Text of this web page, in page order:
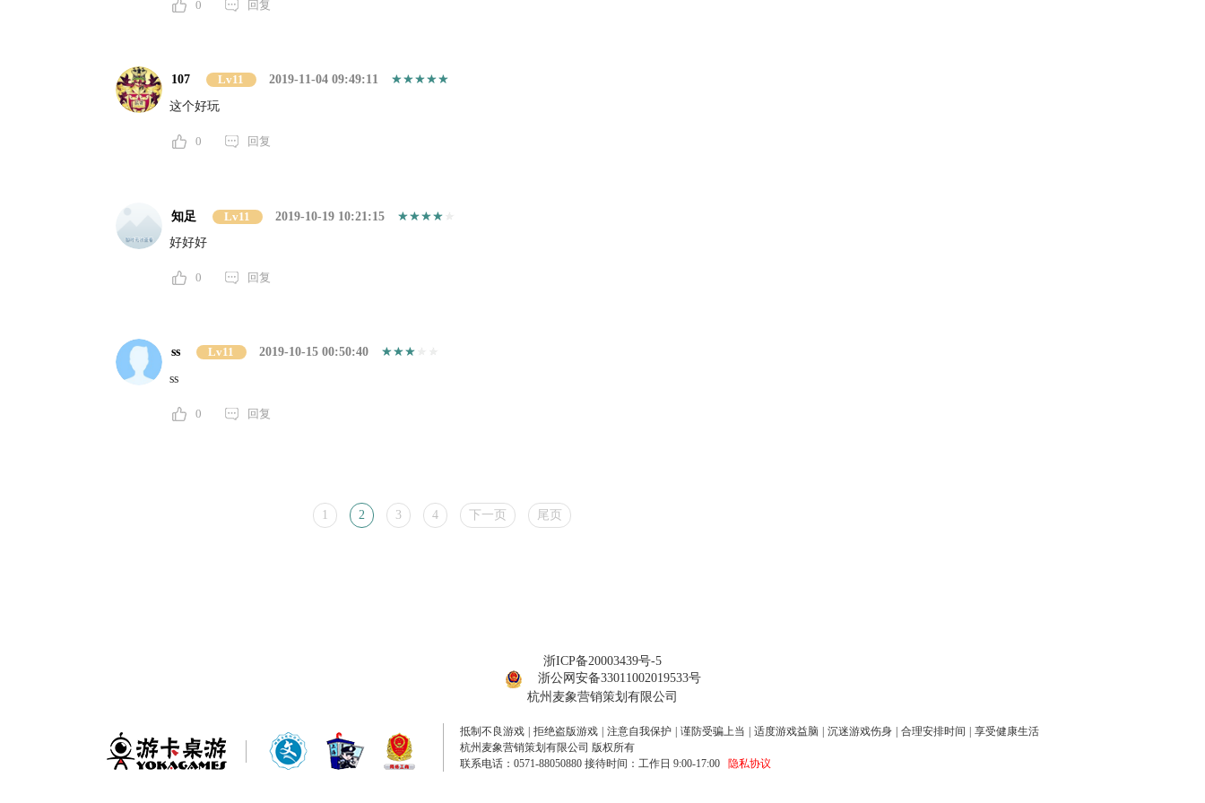
0 回复
107 Lv11
2019-11-04 09:49:11
这个好玩
0 回复
知足 Lv11
2019-10-19 10:21:15
好好好
0 回复
ss Lv11
2019-10-15 00:50:40
ss
0 回复
1 2 3 4 下一页 尾页
浙ICP备20003439号-5
浙公网安备33011002019533号
杭州麦象营销策划有限公司
抵制不良游戏 拒绝盗版游戏 注意自我保护 谨防受骗上当 适度游戏益脑 沉迷游戏伤身 合理安排时间
享受健康生活
杭州麦象营销策划有限公司 版权所有
联系电话：0571-88050880 接待时间：工作日 9:00-17:00
隐私协议